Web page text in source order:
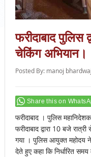
फरीदाबाद पुलिस
चेकिंग अभियान।
Posted By: manoj bhardwaj
Share this on
फरीदाबाद । पुलिस
फरीदाबाद द्वारा 10 बजे
गया । पुलिस आयुक्त महोदय ने
देते हुए कहा कि निर्धारित